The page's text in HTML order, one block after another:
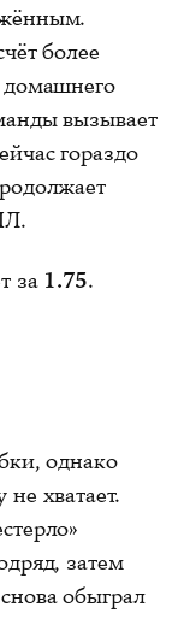
более
домашнего
вызывает
гораздо
за 1.75.
однако
хватает.
затем
обыграл